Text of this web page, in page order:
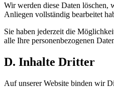
Wir werden diese Daten
Anliegen vollständig bearbeitet
Sie haben jederzeit die
alle Ihre personenbezogenen
D. Inhalte Dritter
Auf unserer Website binden wir